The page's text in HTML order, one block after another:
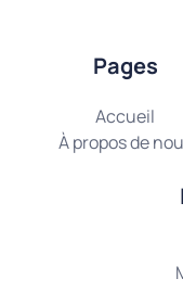
Pages
Accueil
À propos de